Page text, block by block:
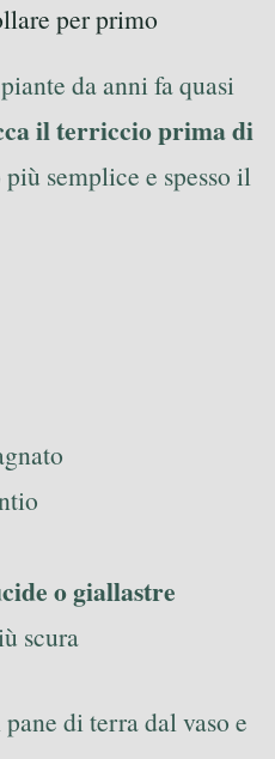
per primo
da anni fa quasi
il terriccio prima di
semplice e spesso il
o giallastre
scura
di terra dal vaso e